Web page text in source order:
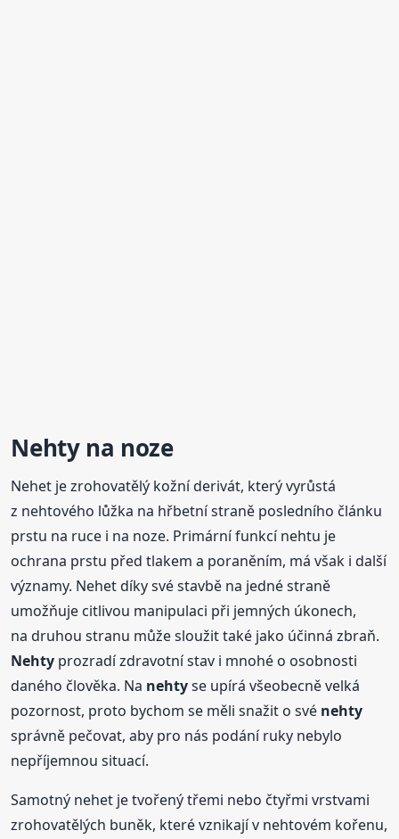
Nehtyna noze
Nehet je zrohovatělý kožní derivát, který vyrůstá
z nehtového lůžka na hřbetní straně posledního článku
prstu na ruce i na noze. Primární funkcí nehtu je
ochrana prstu před tlakem a poraněním, má však i další
významy. Nehet díky své stavbě na jedné straně
umožňuje citlivou manipulaci při jemných úkonech,
na druhou stranu může sloužit také jako účinná zbraň.
Nehty prozradí zdravotní stav i mnohé o osobnosti
daného člověka. Na nehtyse upírá všeobecně velká
pozornost, proto bychom se měli snažit o své nehty
správně pečovat, aby pro nás podání ruky nebylo
nepříjemnou situací.
Samotný nehet je tvořený třemi nebo čtyřmi vrstvami
zrohovatělých buněk, které vznikají v nehtovém kořenu,